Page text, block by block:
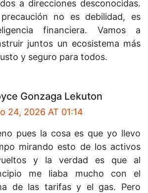
a direcciones desconocidas.
no es debilidad, es
financiera. Vamos a
juntos un ecosistema más
y seguro para todos.
Gonzaga Lekuton
24, 2026 AT 01:14
pues la cosa es que yo llevo
mirando esto de los activos
y la verdad es que al
me liaba mucho con el
de las tarifas y el gas. Pero